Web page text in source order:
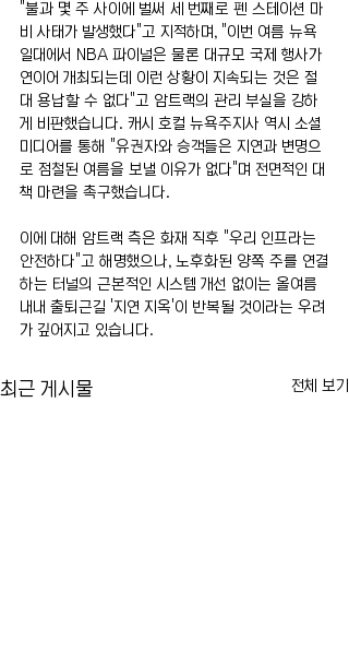
"불과 몇 주 사이에 벌써 세 번째로 펜 스테이션 마
비 사태가 발생했다"고 지적하며, "이번 여름 뉴욕
일대에서 NBA 파이널은 물론 대규모 국제 행사가
연이어 개최되는데 이런 상황이 지속되는 것은 절
대 용납할 수 없다"고 암트랙의 관리 부실을 강하
게 비판했습니다. 캐시 호컬 뉴욕주지사 역시 소셜
미디어를 통해 "유권자와 승객들은 지연과 변명으
로 점철된 여름을 보낼 이유가 없다"며 전면적인 대
책 마련을 촉구했습니다.
이에 대해 암트랙 측은 화재 직후 "우리 인프라는
안전하다"고 해명했으나, 노후화된 양쪽 주를 연결
하는 터널의 근본적인 시스템 개선 없이는 올여름
내내 출퇴근길 '지연 지옥'이 반복될 것이라는 우려
가 깊어지고 있습니다.
최근 게시물 전체 보기